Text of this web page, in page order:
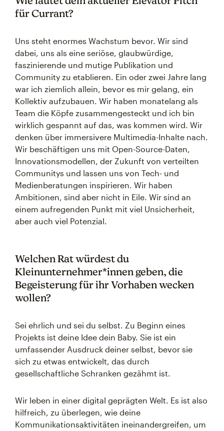
für Currant?
Uns steht enormes Wachstum bevor. Wir sind
dabei, uns als eine seriöse, glaubwürdige,
faszinierende und mutige Publikation und
Community zu etablieren. Ein oder zwei Jahre lang
war ich ziemlich allein, bevor es mir gelang, ein
Kollektiv aufzubauen. Wir haben monatelang als
Team die Köpfe zusammengesteckt und ich bin
wirklich gespannt auf das, was kommen wird. Wir
denken über immersivere Multimedia-Inhalte nach.
Wir beschäftigen uns mit Open-Source-Daten,
Innovationsmodellen, der Zukunft von verteilten
Communitys und lassen uns von Tech- und
Medienberatungen inspirieren. Wir haben
Ambitionen, sind aber nicht in Eile. Wir sind an
einem aufregenden Punkt mit viel Unsicherheit,
aber auch viel Potenzial.
Welchen Rat würdest du
Kleinunternehmer*innen geben, die
Begeisterung für ihr Vorhaben wecken
wollen?
Sei ehrlich und sei du selbst. Zu Beginn eines
Projekts ist deine Idee dein Baby. Sie ist ein
umfassender Ausdruck deiner selbst, bevor sie
sich zu etwas entwickelt, das durch
gesellschaftliche Schranken gezähmt ist.
Wir leben in einer digital geprägten Welt. Es ist also
hilfreich, zu überlegen, wie deine
Kommunikationsaktivitäten ineinandergreifen, um